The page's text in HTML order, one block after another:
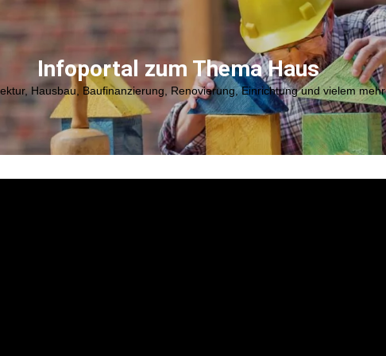
Infoportal zum Thema Haus
Hausbau, Baufinanzierung, Renovierung, Einrichtung und vielem mehr